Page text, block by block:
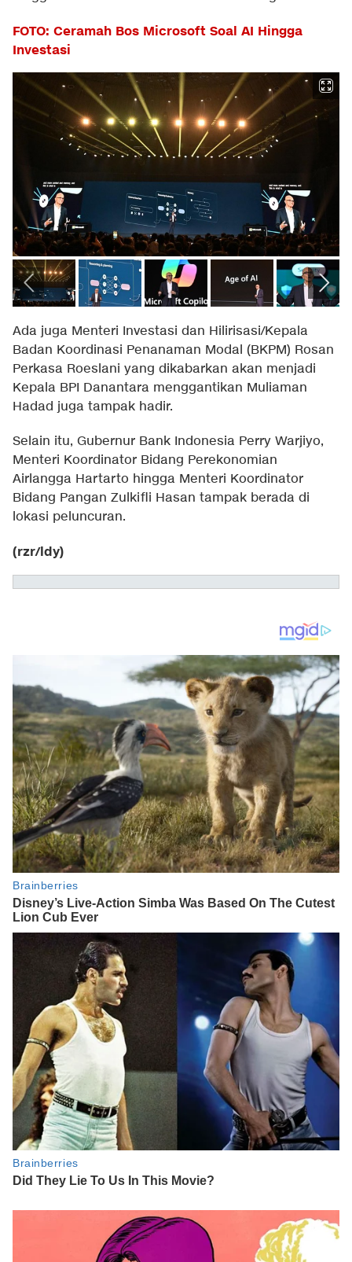
FOTO: Ceramah Bos Microsoft Soal AI Hingga
Investasi
Ada juga Menteri Investasi dan Hilirisasi/Kepala
Badan Koordinasi Penanaman Modal (BKPM) Rosan
Perkasa Roeslani yang dikabarkan akan menjadi
Kepala BPI Danantara menggantikan Muliaman
Hadad juga tampak hadir.
Selain itu, Gubernur Bank Indonesia Perry Warjiyo,
Menteri Koordinator Bidang Perekonomian
Airlangga Hartarto hingga Menteri Koordinator
Bidang Pangan Zulkifli Hasan tampak berada di
lokasi peluncuran.
(rzr/ldy)